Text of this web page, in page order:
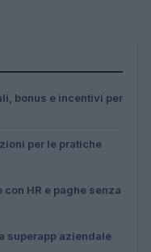
bonus e incentivi per
per le pratiche
HR e paghe senza
superapp aziendale